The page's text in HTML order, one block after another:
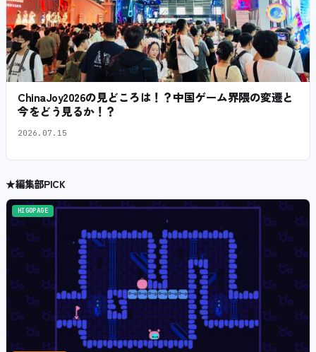
ChinaJoy2026の見どころは！？中国ゲーム界隈の変遷と
今をどう見るか！？
2026.07.15
★編集部PICK
HIGOPAGE